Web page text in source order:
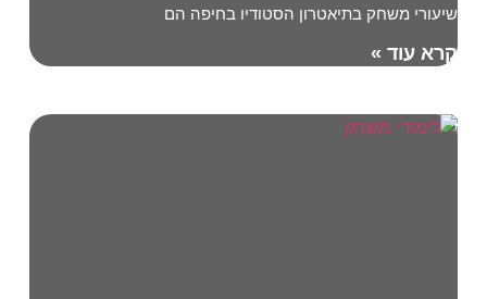
שיעורי משחק בתיאטרון הסטודיו בחיפה הם
קרא עוד »